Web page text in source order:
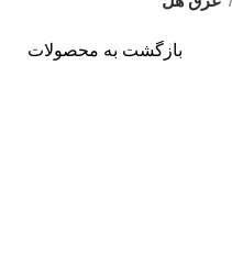
بازگشت به محصولات